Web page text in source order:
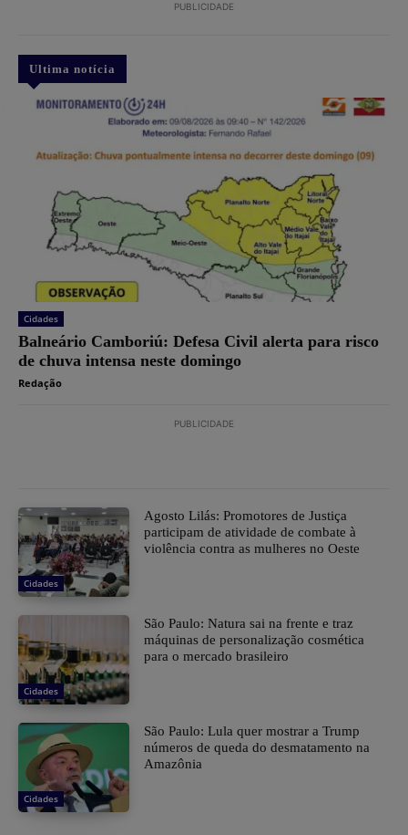
PUBLICIDADE
Ultima notícia
Cidades
Balneário Camboriú: Defesa Civil alerta para risco
de chuva intensa neste domingo
Redação
PUBLICIDADE
Cidades
Agosto Lilás: Promotores de Justiça
participam de atividade de combate à
violência contra as mulheres no Oeste
Cidades
São Paulo: Natura sai na frente e traz
máquinas de personalização cosmética
para o mercado brasileiro
Cidades
São Paulo: Lula quer mostrar a Trump
números de queda do desmatamento na
Amazônia